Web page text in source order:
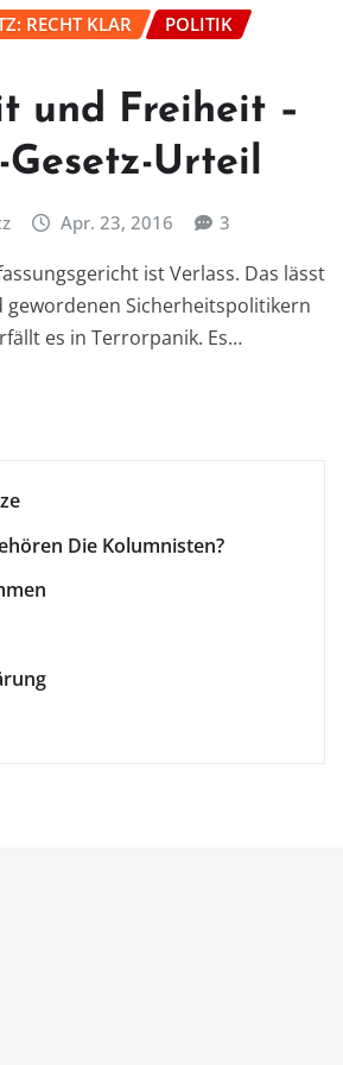
RECHT KLAR
POLITIK
und Freiheit –
Gesetz-Urteil
Apr. 23, 2016 3
ist Verlass. Das lässt
gewordenen Sicherheitspolitikern
es in Terrorpanik. Es…
Die Kolumnisten?